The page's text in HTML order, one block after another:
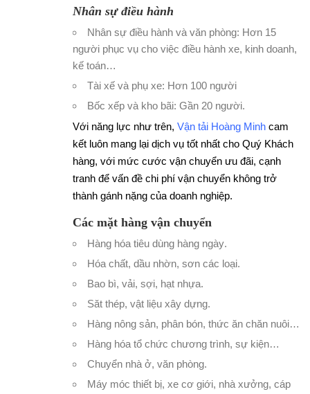
Nhân sự điều hành
Nhân sự điều hành và văn phòng: Hơn 15
người phục vụ cho việc điều hành xe, kinh doanh,
kế toán…
Tài xế và phụ xe: Hơn 100 người
Bốc xếp và kho bãi: Gần 20 người.
Với năng lực như trên, Vận tải Hoàng Minh cam
kết luôn mang lại dịch vụ tốt nhất cho Quý Khách
hàng, với mức cước vận chuyển ưu đãi, cạnh
tranh để vấn đề chi phí vận chuyển không trở
thành gánh nặng của doanh nghiệp.
Các mặt hàng vận chuyển
Hàng hóa tiêu dùng hàng ngày.
Hóa chất, dầu nhờn, sơn các loại.
Bao bì, vải, sợi, hạt nhựa.
Săt thép, vật liệu xây dựng.
Hàng nông sản, phân bón, thức ăn chăn nuôi…
Hàng hóa tổ chức chương trình, sự kiện…
Chuyển nhà ở, văn phòng.
Máy móc thiết bị, xe cơ giới, nhà xưởng, cáp